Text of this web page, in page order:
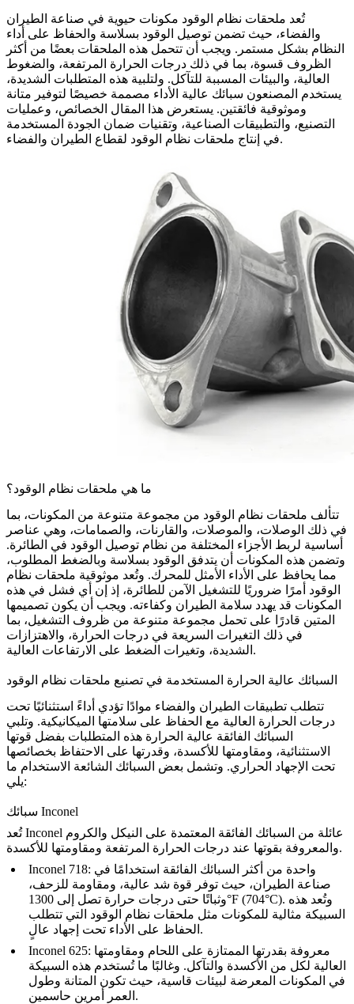
تُعد ملحقات نظام الوقود مكونات حيوية في صناعة الطيران
والفضاء، حيث تضمن توصيل الوقود بسلاسة والحفاظ على أداء
النظام بشكل مستمر. ويجب أن تتحمل هذه الملحقات بعضًا من أكثر
الظروف قسوة، بما في ذلك درجات الحرارة المرتفعة، والضغوط
العالية، والبيئات المسببة للتآكل. ولتلبية هذه المتطلبات الشديدة،
يستخدم المصنعون سبائك عالية الأداء مصممة خصيصًا لتوفير متانة
وموثوقية فائقتين. يستعرض هذا المقال الخصائص، وعمليات
التصنيع، والتطبيقات الصناعية، وتقنيات ضمان الجودة المستخدمة
في إنتاج ملحقات نظام الوقود لقطاع الطيران والفضاء.
ما هي ملحقات نظام الوقود؟
تتألف ملحقات نظام الوقود من مجموعة متنوعة من المكونات، بما
في ذلك الوصلات، والموصلات، والقارنات، والصمامات، وهي عناصر
أساسية لربط الأجزاء المختلفة من نظام توصيل الوقود في الطائرة.
وتضمن هذه المكونات أن يتدفق الوقود بسلاسة وبالضغط المطلوب،
مما يحافظ على الأداء الأمثل للمحرك. وتُعد موثوقية ملحقات نظام
الوقود أمرًا ضروريًا للتشغيل الآمن للطائرة، إذ إن أي فشل في هذه
المكونات قد يهدد سلامة الطيران وكفاءته. ويجب أن يكون تصميمها
المتين قادرًا على تحمل مجموعة متنوعة من ظروف التشغيل، بما
في ذلك التغيرات السريعة في درجات الحرارة، والاهتزازات
الشديدة، وتغيرات الضغط على الارتفاعات العالية.
السبائك عالية الحرارة المستخدمة في تصنيع ملحقات نظام الوقود
تتطلب تطبيقات الطيران والفضاء موادًا تؤدي أداءً استثنائيًا تحت
درجات الحرارة العالية مع الحفاظ على سلامتها الميكانيكية. وتلبي
السبائك الفائقة عالية الحرارة هذه المتطلبات بفضل قوتها
الاستثنائية، ومقاومتها للأكسدة، وقدرتها على الاحتفاظ بخصائصها
تحت الإجهاد الحراري. وتشمل بعض السبائك الشائعة الاستخدام ما
يلي:
سبائك Inconel
تُعدInconel
والمعروفة بقوتها عند درجات الحرارة المرتفعة ومقاومتها للأكسدة.
Inconel 718: واحدة من أكثر السبائك الفائقة استخدامًا في
صناعة الطيران، حيث توفر قوة شد عالية، ومقاومة للزحف،
وثباتًا حتى درجات حرارة تصل إلى 1300°F (704°C). وتُعد هذه
السبيكة مثالية للمكونات مثل ملحقات نظام الوقود التي تتطلب
الحفاظ على الأداء تحت إجهاد عالٍ.
Inconel 625
: معروفة بقدرتها الممتازة على اللحام ومقاومتها
العالية لكل من الأكسدة والتآكل. وغالبًا ما تُستخدم هذه السبيكة
في المكونات المعرضة لبيئات قاسية، حيث تكون المتانة وطول
العمر أمرين حاسمين.